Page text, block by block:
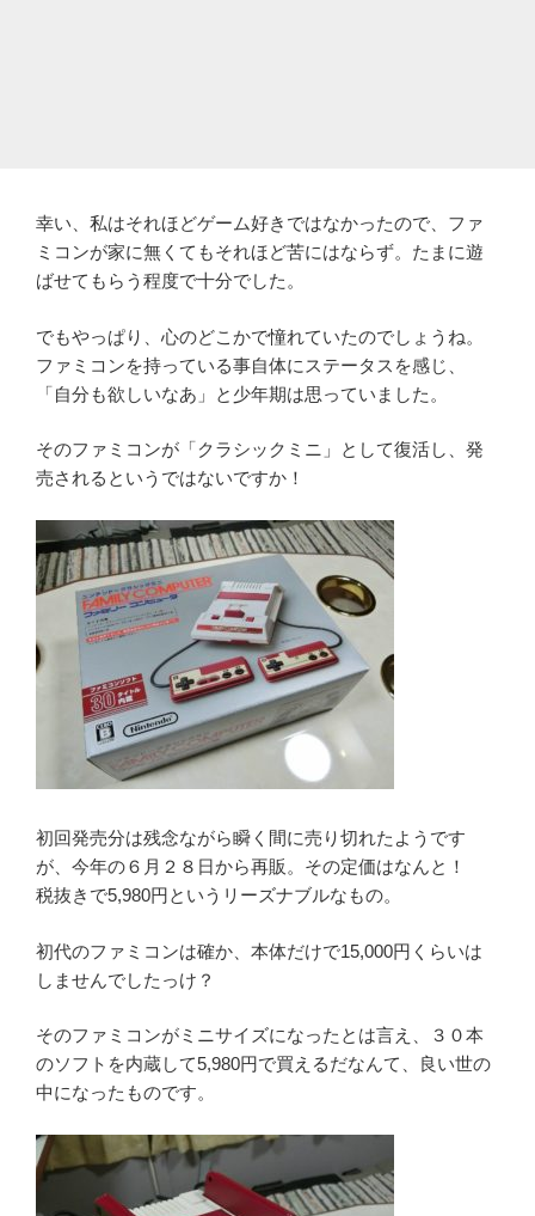
幸い、私はそれほどゲーム好きではなかったので、ファ
ミコンが家に無くてもそれほど苦にはならず。たまに遊
ばせてもらう程度で十分でした。
でもやっぱり、心のどこかで憧れていたのでしょうね。
ファミコンを持っている事自体にステータスを感じ、
「自分も欲しいなあ」と少年期は思っていました。
そのファミコンが「クラシックミニ」として復活し、発
売されるというではないですか！
初回発売分は残念ながら瞬く間に売り切れたようです
が、今年の６月２８日から再販。その定価はなんと！
税抜きで5,980円というリーズナブルなもの。
初代のファミコンは確か、本体だけで15,000円くらいは
しませんでしたっけ？
そのファミコンがミニサイズになったとは言え、３０本
のソフトを内蔵して5,980円で買えるだなんて、良い世の
中になったものです。